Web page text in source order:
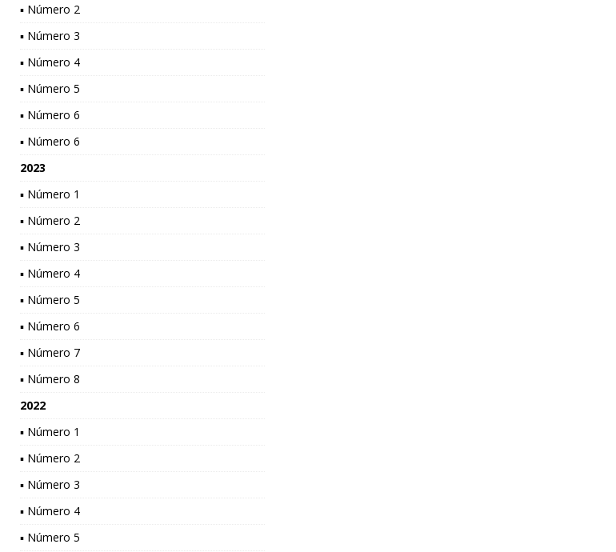
▪ Número 2
▪ Número 3
▪ Número 4
▪ Número 5
▪ Número 6
▪ Número 6
2023
▪ Número 1
▪ Número 2
▪ Número 3
▪ Número 4
▪ Número 5
▪ Número 6
▪ Número 7
▪ Número 8
2022
▪ Número 1
▪ Número 2
▪ Número 3
▪ Número 4
▪ Número 5